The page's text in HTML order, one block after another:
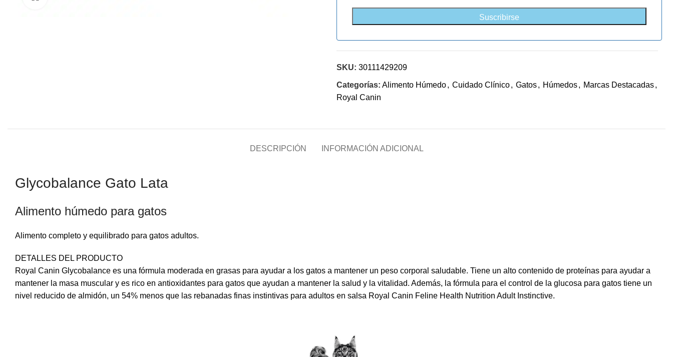
SKU: 30111429209
Categorías: Alimento Húmedo, Cuidado Clínico, Gatos, Húmedos, Marcas Destacadas,
Royal Canin
DESCRIPCIÓN INFORMACIÓN ADICIONAL
Glycobalance Gato Lata
Alimento húmedo para gatos
Alimento completo y equilibrado para gatos adultos.
DETALLES DEL PRODUCTO
Royal Canin Glycobalance es una fórmula moderada en grasas para ayudar a los gatos a mantener un peso corporal saludable. Tiene un alto contenido de proteínas para ayudar a
mantener la masa muscular y es rico en antioxidantes para gatos que ayudan a mantener la salud y la vitalidad. Además, la fórmula para el control de la glucosa para gatos tiene un
nivel reducido de almidón, un 54% menos que las rebanadas finas instintivas para adultos en salsa Royal Canin Feline Health Nutrition Adult Instinctive.
Instagram